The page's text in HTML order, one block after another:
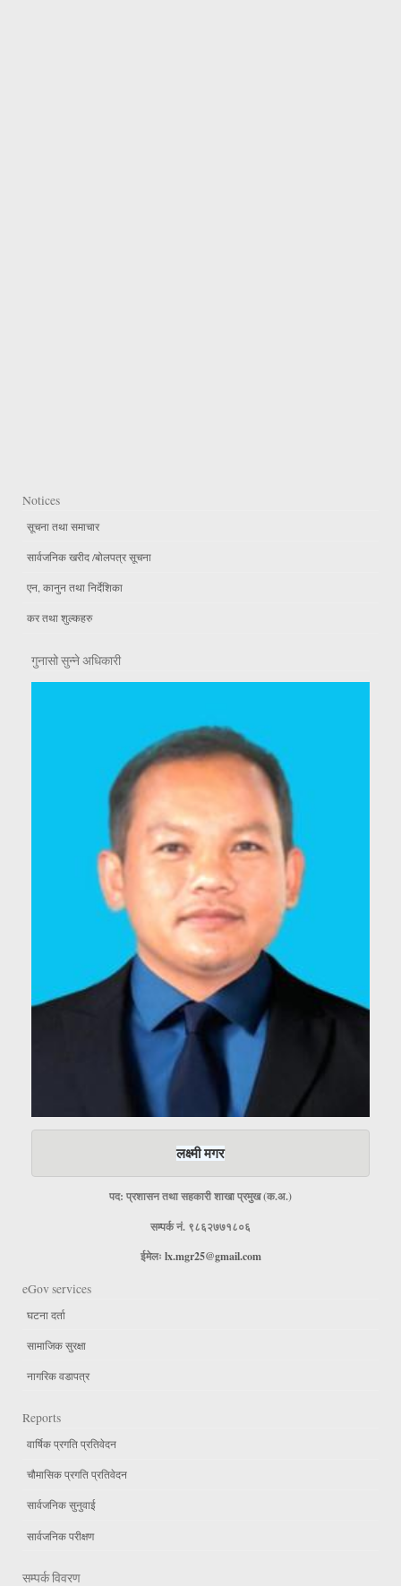
Notices
सूचना तथा समाचार
सार्वजनिक खरीद /बोलपत्र सूचना
एन, कानुन तथा निर्देशिका
कर तथा शुल्कहरु
गुनासो सुन्ने अधिकारी
लक्ष्मी मगर
पद: प्रशासन तथा सहकारी शाखा प्रमुख (क.अ.)
सम्पर्क नं. ९८६२७७१८०६
ईमेलः lx.mgr25@gmail.com
eGov services
घटना दर्ता
सामाजिक सुरक्षा
नागरिक वडापत्र
Reports
वार्षिक प्रगति प्रतिवेदन
चौमासिक प्रगति प्रतिवेदन
सार्वजनिक सुनुवाई
सार्वजनिक परीक्षण
सम्पर्क विवरण